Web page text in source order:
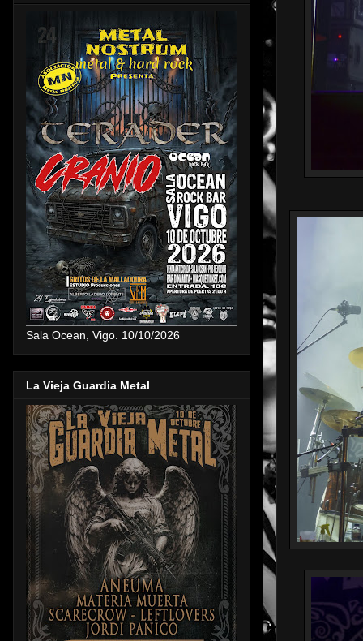
Sala Ocean, Vigo. 10/10/2026
La Vieja Guardia Metal